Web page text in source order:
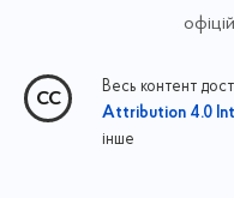
Весь контент
Attribution 4.0
інше